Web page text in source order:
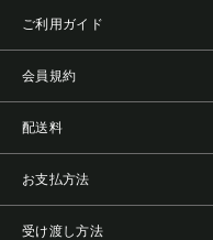
ご利用ガイド
会員規約
配送料
お支払方法
受け渡し方法